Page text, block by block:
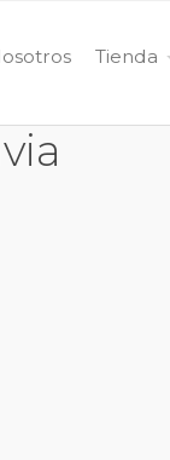
Tienda